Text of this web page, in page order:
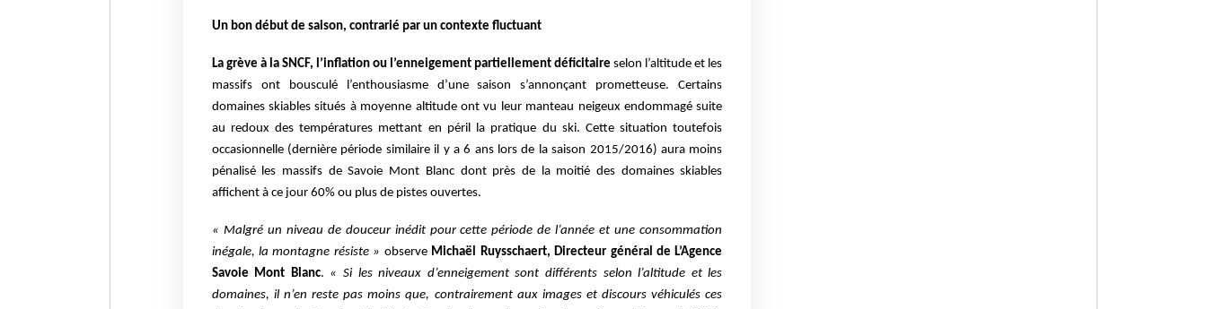
Un bon début de saison, contrarié par un contexte fluctuant
La grève à la SNCF, l’inflation ou l’enneigement partiellement déficitaire selon l’altitude et les
massifs ont bousculé l’enthousiasme d’une saison s’annonçant prometteuse. Certains
domaines skiables situés à moyenne altitude ont vu leur manteau neigeux endommagé suite
au redoux des températures mettant en péril la pratique du ski. Cette situation toutefois
occasionnelle (dernière période similaire il y a 6 ans lors de la saison 2015/2016) aura moins
pénalisé les massifs de Savoie Mont Blanc dont près de la moitié des domaines skiables
affichent à ce jour 60% ou plus de pistes ouvertes.
« Malgré un niveau de douceur inédit pour cette période de l’année et une consommation
inégale, la montagne résiste » observe Michaël Ruysschaert, Directeur général de L’Agence
Savoie Mont Blanc. « Si les niveaux d’enneigement sont différents selon l’altitude et les
domaines, il n’en reste pas moins que, contrairement aux images et discours véhiculés ces